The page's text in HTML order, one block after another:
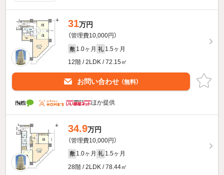
31万円
（管理費10,000円）
敷 1.0ヶ月 礼 1.5ヶ月
12階 / 2LDK / 72.15㎡
お問い合わせ （無料）
ほか提供
34.9万円
（管理費10,000円）
敷 1.0ヶ月 礼 1.5ヶ月
28階 / 2LDK / 78.44㎡